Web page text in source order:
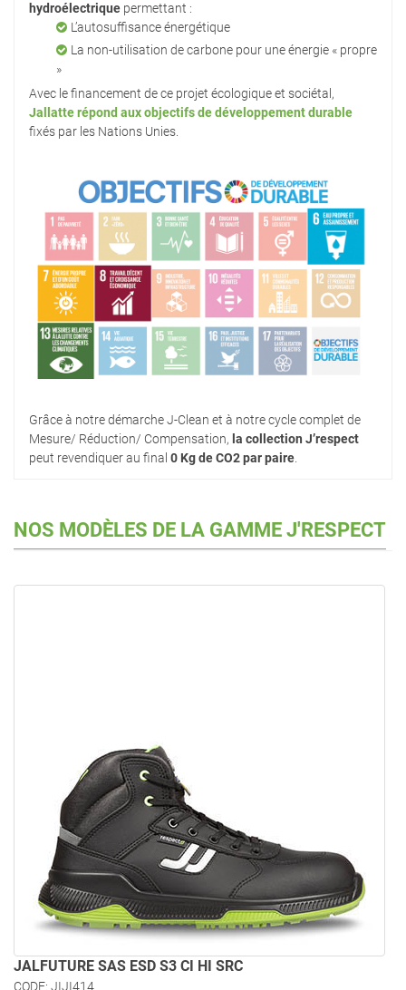
hydroélectrique permettant :
L’autosuffisance énergétique
La non-utilisation de carbone pour une énergie « propre
»
Avec le financement de ce projet écologique et sociétal,
Jallatte répond aux objectifs de développement durable
fixés par les Nations Unies.
Grâce à notre démarche J-Clean et à notre cycle complet de
Mesure/ Réduction/ Compensation, la collection J’respect
peut revendiquer au final 0 Kg de CO2 par paire.
NOS MODÈLES DE LA GAMME J'RESPECT
JALFUTURE SAS ESD S3 CI HI SRC
CODE: JIJI414